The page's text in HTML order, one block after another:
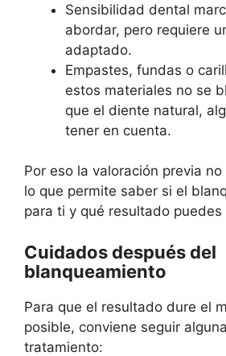
Sensibilidad dental
abordar, pero requiere
adaptado.
Empastes, fundas o
estos materiales no se
que el diente natural,
tener en cuenta.
Por eso la valoración previa
lo que permite saber si el
para ti y qué resultado puedes
Cuidados después del
blanqueamiento
Para que el resultado dure el
posible, conviene seguir
tratamiento: